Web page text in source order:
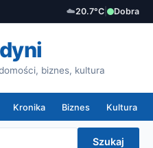
☁️20.7°C Dobra
biznes, kultura
Kronika Biznes Kultura
Szukaj